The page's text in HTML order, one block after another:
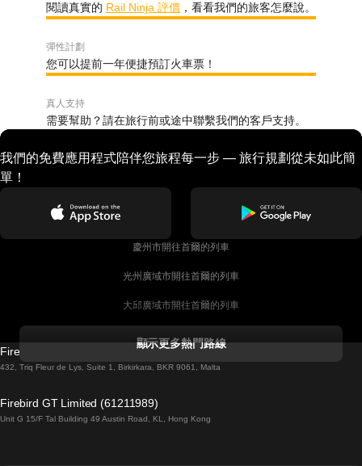
閱讀真實的 Rail Ninja 評價 ，看看我們的旅客怎麼說。
彈性計劃
您可以提前一年便捷預訂火車票！
真人支持
需要幫助？請在旅行前或途中聯繫我們的客戶支持。
我們的免費應用程式陪伴您旅程每一步 — 旅行規劃從未如此簡
單！
慶州市開往首爾的列車
光州廣域市開往首爾的列車
大邱廣域市開往首爾的列車
都柏林開往戈尔韦的列車
羅馬開往拿坡里的列車
顯示更多熱門路線
Firebird GT Limited (OC 1451)
432, Triq Fleur de Lys, Suite 1, Birkirkara, BKR 9061, Malta
Firebird GT Limited (61211989)
Unit G 15/F Tal Building 49 Austin Road, KL, Hong Kong